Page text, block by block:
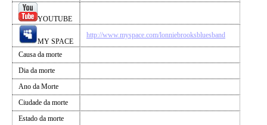
YOUTUBE
MY SPACE
http://www.myspace.com/lonniebrooksbluesband
Causa da morte
Dia da morte
Ano da Morte
Ciudade da morte
Estado da morte